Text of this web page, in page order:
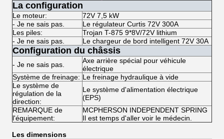
La configuration
Le moteur:
72V 7,5 kW
- Je ne sais pas.
Le régulateur Curtis 72V 300A
Les piles:
Trojan T-875 9*8V/72V lithium
- Je ne sais pas.
Le chargeur de bord intelligent 72V 30A
Configuration du châssis
- Je ne sais pas.
Axe arrière spécial pour véhicule
électrique
Système de freinage: Le freinage hydraulique à vide
Le système de
régulation de la
direction:
Le système d'alimentation électrique
(EPS)
REMARQUE de
l'équipement:
MCPHERSON INDEPENDENT SPRING
Il est temps d'aller voir le médecin.
Les dimensions